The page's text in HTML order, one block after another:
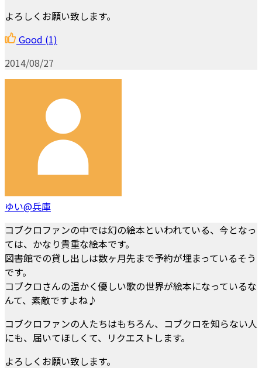
よろしくお願い致します。
Good (1)
2014/08/27
ゆい@兵庫
コブクロファンの中では幻の絵本といわれている、今となっ
ては、かなり貴重な絵本です。
図書館での貸し出しは数ヶ月先まで予約が埋まっているそう
です。
コブクロさんの温かく優しい歌の世界が絵本になっているな
んて、素敵ですよね♪
コブクロファンの人たちはもちろん、コブクロを知らない人
にも、届いてほしくて、リクエストします。
よろしくお願い致します。